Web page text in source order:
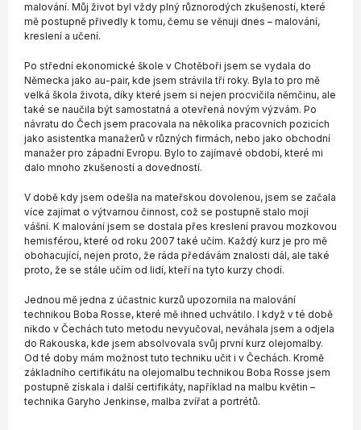
malování. Můj život byl vždy plný různorodých zkušeností, které
mě postupně přivedly k tomu, čemu se věnuji dnes – malování,
kreslení a učení.
Po střední ekonomické škole v Chotěboři jsem se vydala do
Německa jako au-pair, kde jsem strávila tři roky. Byla to pro mě
velká škola života, díky které jsem si nejen procvičila němčinu, ale
také se naučila být samostatná a otevřená novým výzvám. Po
návratu do Čech jsem pracovala na několika pracovních pozicích
jako asistentka manažerů v různých firmách, nebo jako obchodní
manažer pro západní Evropu. Bylo to zajímavé období, které mi
dalo mnoho zkušeností a dovedností.
V době kdy jsem odešla na mateřskou dovolenou, jsem se začala
více zajímat o výtvarnou činnost, což se postupně stalo mojí
vášní. K malování jsem se dostala přes kreslení pravou mozkovou
hemisférou, které od roku 2007 také učím. Každý kurz je pro mě
obohacující, nejen proto, že ráda předávám znalosti dál, ale také
proto, že se stále učím od lidí, kteří na tyto kurzy chodí.
Jednou mě jedna z účastnic kurzů upozornila na malování
technikou Boba Rosse, které mě ihned uchvátilo. I když v té době
nikdo v Čechách tuto metodu nevyučoval, neváhala jsem a odjela
do Rakouska, kde jsem absolvovala svůj první kurz olejomalby.
Od té doby mám možnost tuto techniku učit i v Čechách. Kromě
základního certifikátu na olejomalbu technikou Boba Rosse jsem
postupně získala i další certifikáty, například na malbu květin –
technika Garyho Jenkinse, malba zvířat a portrétů.